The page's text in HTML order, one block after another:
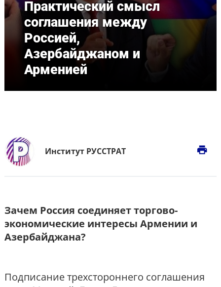
Практический смысл
соглашения между
Россией,
Азербайджаном и
Арменией
Институт РУССТРАТ print
Зачем Россия соединяет торгово-
экономические интересы Армении и
Азербайджана?
Подписание трехстороннего соглашения